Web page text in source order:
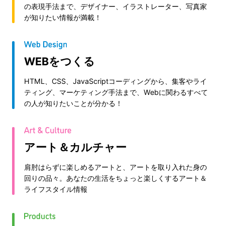
の表現手法まで、デザイナー、イラストレーター、写真家
が知りたい情報が満載！
WEBをつくる
HTML、CSS、JavaScriptコーディングから、集客やライ
ティング、マーケティング手法まで、Webに関わるすべて
の人が知りたいことが分かる！
アート＆カルチャー
肩肘はらずに楽しめるアートと、アートを取り入れた身の
回りの品々。あなたの生活をちょっと楽しくするアート＆
ライフスタイル情報